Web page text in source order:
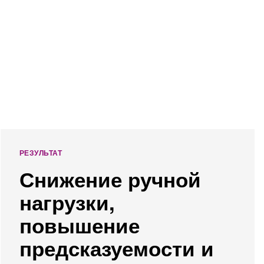
РЕЗУЛЬТАТ
Снижение ручной
нагрузки,
повышение
предсказуемости и